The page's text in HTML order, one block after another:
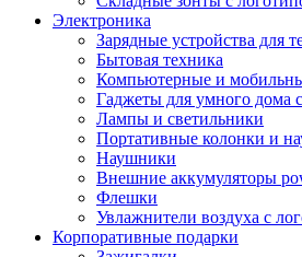
Электроника
Зарядные устройства для
Бытовая техника
Компьютерные и
Гаджеты для умного дома
Лампы и светильники
Портативные колонки и
Наушники
Внешние аккумуляторы
Флешки
Увлажнители воздуха с
Корпоративные подарки